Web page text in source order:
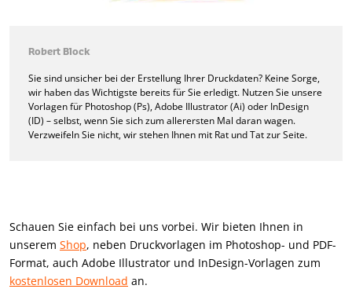
Robert Block
Sie sind unsicher bei der Erstellung Ihrer Druckdaten? Keine Sorge,
wir haben das Wichtigste bereits für Sie erledigt. Nutzen Sie unsere
Vorlagen für Photoshop (Ps), Adobe Illustrator (Ai) oder InDesign
(ID) – selbst, wenn Sie sich zum allerersten Mal daran wagen.
Verzweifeln Sie nicht, wir stehen Ihnen mit Rat und Tat zur Seite.
Schauen Sie einfach bei uns vorbei. Wir bieten Ihnen in
unserem Shop, neben Druckvorlagen im Photoshop- und PDF-
Format, auch Adobe Illustrator und InDesign-Vorlagen zum
kostenlosen Download an.